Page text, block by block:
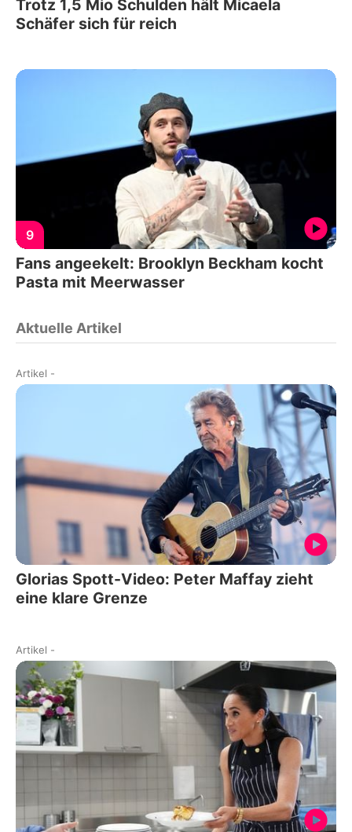
Trotz 1,5 Mio Schulden hält Micaela
Schäfer sich für reich
9
Fans angeekelt: Brooklyn Beckham kocht
Pasta mit Meerwasser
Aktuelle Artikel
Artikel -
Glorias Spott-Video: Peter Maffay zieht
eine klare Grenze
Artikel -